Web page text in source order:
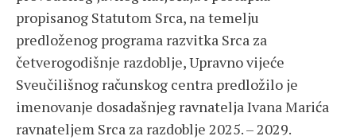
propisanog Statutom Srca, na temelju
predloženog programa razvitka Srca za
četverogodišnje razdoblje, Upravno vijeće
Sveučilišnog računskog centra predložilo je
imenovanje dosadašnjeg ravnatelja Ivana Marića
ravnateljem Srca za razdoblje 2025. – 2029.